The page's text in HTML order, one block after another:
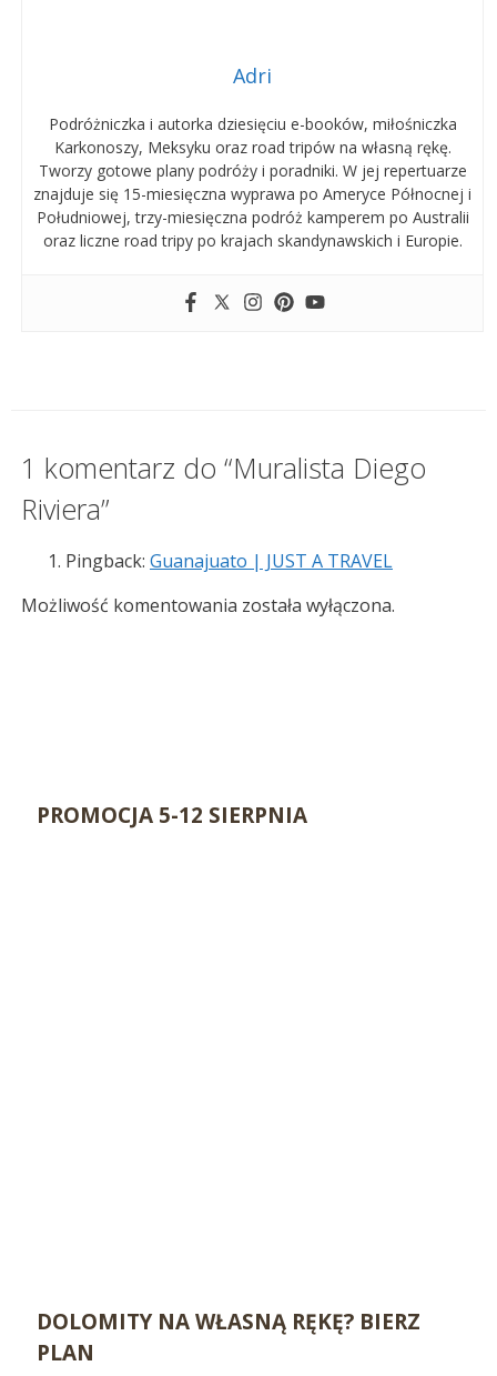
Adri
Podróżniczka i autorka dziesięciu e-booków, miłośniczka
Karkonoszy, Meksyku oraz road tripów na własną rękę.
Tworzy gotowe plany podróży i poradniki. W jej repertuarze
znajduje się 15-miesięczna wyprawa po Ameryce Północnej i
Południowej, trzy-miesięczna podróż kamperem po Australii
oraz liczne road tripy po krajach skandynawskich i Europie.
1 komentarz do “Muralista Diego
Riviera”
Pingback: Guanajuato | JUST A TRAVEL
Możliwość komentowania została wyłączona.
PROMOCJA 5-12 SIERPNIA
DOLOMITY NA WŁASNĄ RĘKĘ? BIERZ
PLAN